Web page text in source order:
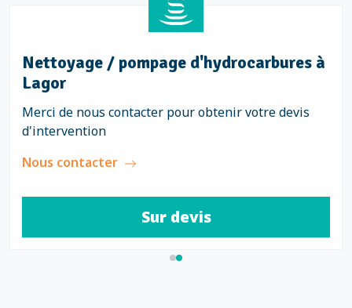
Nettoyage / pompage d'hydrocarbures à
Lagor
Merci de nous contacter pour obtenir votre devis
d'intervention
Nous contacter
Sur devis